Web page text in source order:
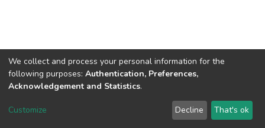
DSpace software copyright © 2002-2026 LYRASIS
Send Feedback
We collect and process your personal information for the
following purposes: Authentication, Preferences,
Acknowledgement and Statistics.
Customize Decline That's ok